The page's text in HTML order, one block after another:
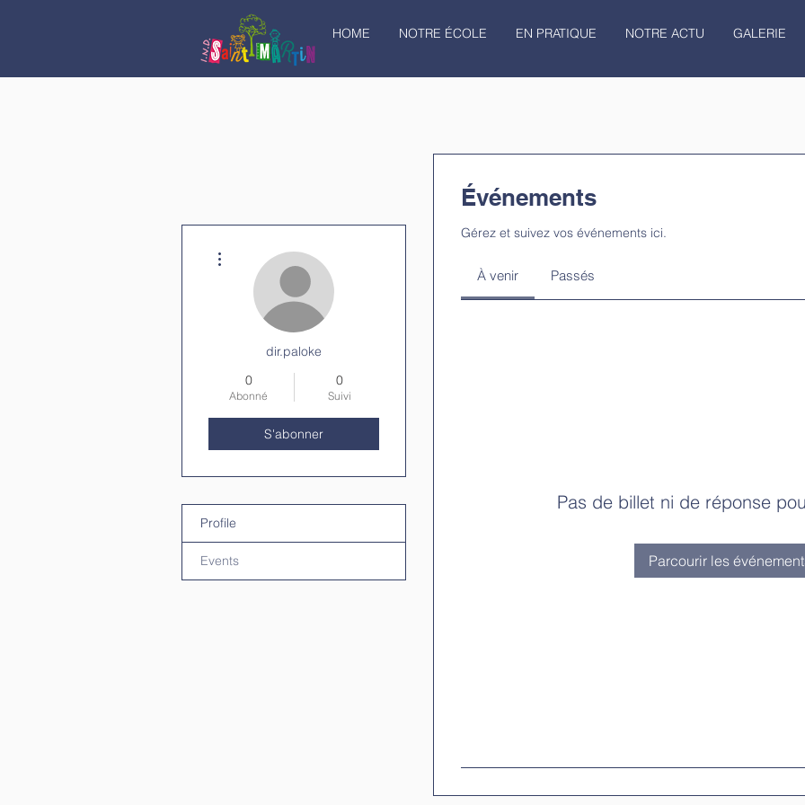
HOME NOTRE ÉCOLE EN PRATIQUE NOTRE ACTU GALERIE
Événements
Gérez et suivez vos événements ici.
À venir Passés
Pas de billet ni de réponse
Parcourir les
dir.paloke
0
Abonné
0
Suivi
S'abonner
Profile
Events